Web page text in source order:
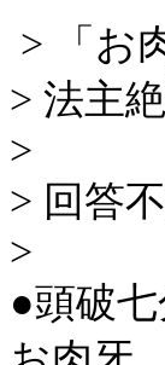
>
「
> 法主
>
> 回答
>
●頭破